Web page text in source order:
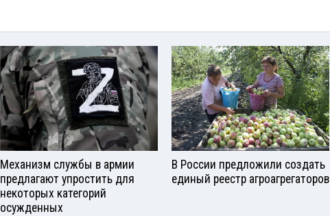
Механизм службы в армии
предлагают упростить для
некоторых категорий
осужденных
В России предложили создать
единый реестр агроагрегаторов